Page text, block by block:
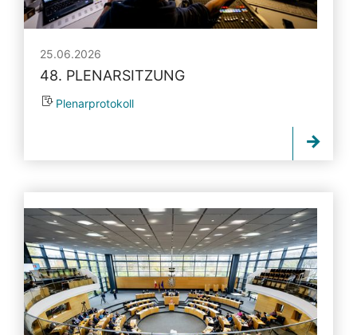
25.06.2026
48. PLENARSITZUNG
Plenarprotokoll